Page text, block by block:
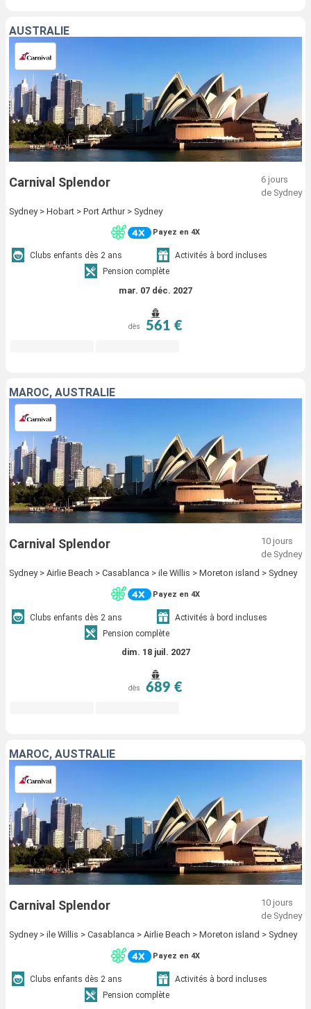
AUSTRALIE
Carnival Splendor
6 jours
de Sydney
Sydney > Hobart > Port Arthur > Sydney
Payez en 4X
Clubs enfants dès 2 ans
Activités à bord incluses
Pension complète
mar. 07 déc. 2027
dès 561 €
MAROC, AUSTRALIE
Carnival Splendor
10 jours
de Sydney
Sydney > Airlie Beach > Casablanca > ile Willis > Moreton island > Sydney
Payez en 4X
Clubs enfants dès 2 ans
Activités à bord incluses
Pension complète
dim. 18 juil. 2027
dès 689 €
MAROC, AUSTRALIE
Carnival Splendor
10 jours
de Sydney
Sydney > ile Willis > Casablanca > Airlie Beach > Moreton island > Sydney
Payez en 4X
Clubs enfants dès 2 ans
Activités à bord incluses
Pension complète